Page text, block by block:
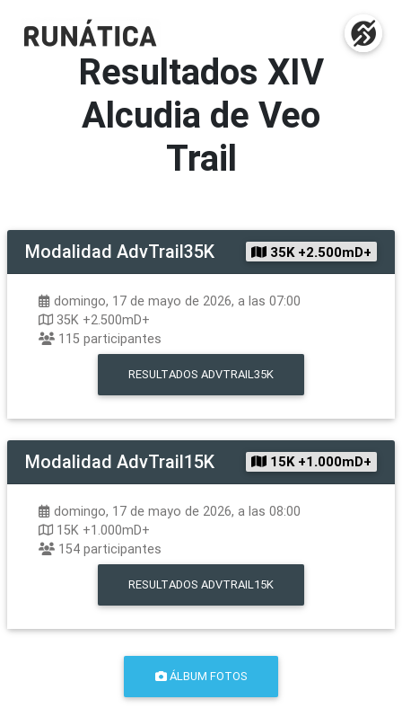
Resultados XIV
Alcudia de Veo
Trail
Modalidad AdvTrail35K 35K +2.500mD+
domingo, 17 de mayo de 2026, a las 07:00
35K +2.500mD+
115 participantes
RESULTADOS ADVTRAIL35K
Modalidad AdvTrail15K 15K +1.000mD+
domingo, 17 de mayo de 2026, a las 08:00
15K +1.000mD+
154 participantes
RESULTADOS ADVTRAIL15K
ÁLBUM FOTOS